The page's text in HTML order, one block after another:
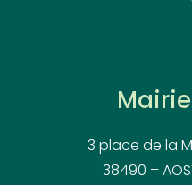
3 place de la
38490 –